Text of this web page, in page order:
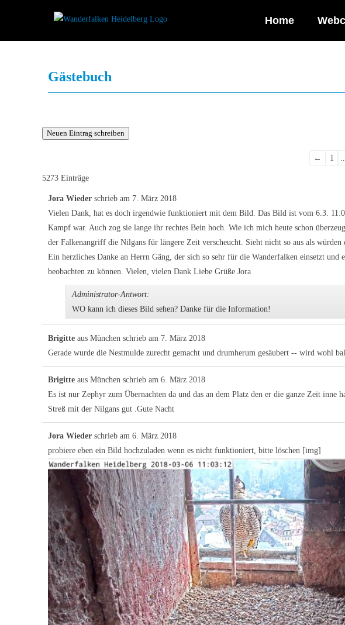
Home
Gästebuch
Navigation
← 1
5273 Einträge
Jora Wieder schrieb am 7. März 2018
Vielen Dank, hat es doch irgendwie funktioniert mit dem Bild. Das Bild ist vom 6.3.
Kampf war. Auch zog sie lange ihr rechtes Bein hoch. Wie ich mich heute schon
der Falkenangriff die Nilgans für längere Zeit verscheucht. Sieht nicht so aus als
Ein herzliches Danke an Herrn Gäng, der sich so sehr für die Wanderfalken einsetzt und
beobachten zu können. Vielen, vielen Dank Liebe Grüße Jora
Administrator-Antwort:
WO kann ich dieses Bild sehen? Danke für die Information!
Brigitte aus München schrieb am 7. März 2018
Gerade wurde die Nestmulde zurecht gemacht und drumherum gesäubert -- wird wohl
Brigitte aus München schrieb am 6. März 2018
Es ist nur Zephyr zum Übernachten da und das an dem Platz den er die ganze Zeit inne
Streß mit der Nilgans gut .Gute Nacht
Jora Wieder schrieb am 6. März 2018
probiere eben ein Bild hochzuladen wenn es nicht funktioniert, bitte löschen [img]